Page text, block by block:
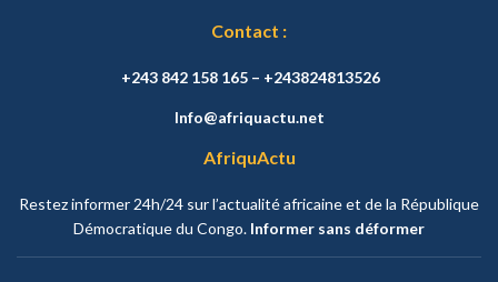
Contact :
+243 842 158 165 – +243824813526
Info@afriquactu.net
AfriquActu
Restez informer 24h/24 sur l’actualité africaine et de la République
Démocratique du Congo. Informer sans déformer